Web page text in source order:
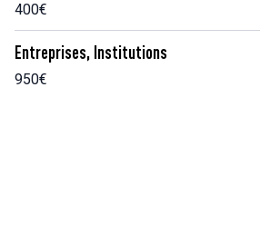
400€
Entreprises, Institutions
950€